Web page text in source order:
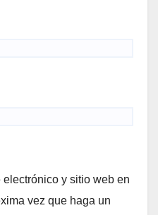
y sitio web en
vez que haga un